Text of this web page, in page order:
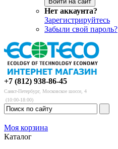
Нет аккаунта?
Зарегистрируйтесь
Забыли свой пароль?
+7 (812) 938-86-45
Санкт-Петербург, Московское шоссе, 4
(10:00-18:00)
Моя корзина
Каталог